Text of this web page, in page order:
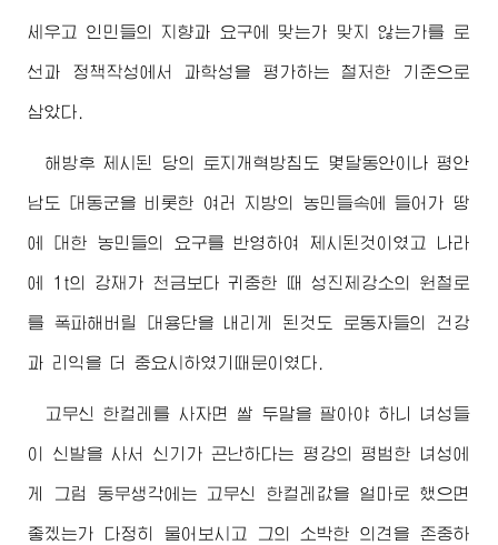
세우고 인민들의 지향과 요구에 맞는가 맞지 않는가를 로
선과 정책작성에서 과학성을 평가하는 철저한 기준으로
삼았다.
해방후 제시된 당의 토지개혁방침도 몇달동안이나 평안
남도 대동군을 비롯한 여러 지방의 농민들속에 들어가 땅
에 대한 농민들의 요구를 반영하여 제시된것이였고 나라
에 1t의 강재가 천금보다 귀중한 때 성진제강소의 원철로
를 폭파해버릴 대용단을 내리게 된것도 로동자들의 건강
과 리익을 더 중요시하였기때문이였다.
고무신 한컬레를 사자면 쌀 두말을 팔아야 하니 녀성들
이 신발을 사서 신기가 곤난하다는 평강의 평범한 녀성에
게 그럼 동무생각에는 고무신 한컬레값을 얼마로 했으면
좋겠는가 다정히 물어보시고 그의 소박한 의견을 존중하